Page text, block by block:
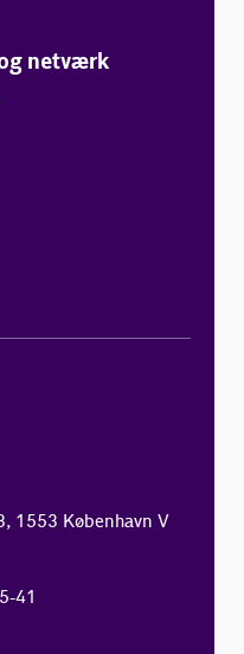
netværk
1553 København V
41